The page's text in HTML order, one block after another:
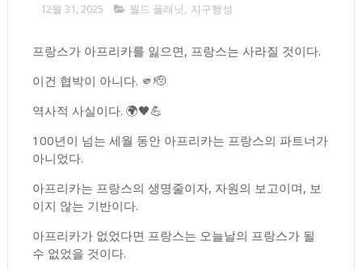
12월 31, 2025 월드 플래닛, 지구행성
프랑스가 아프리카를 잃으면, 프랑스는 사라질 것이다.
이건 협박이 아니다. 🫵🫡
역사적 사실이다. 🌍🖤💪
100년이 넘는 세월 동안 아프리카는 프랑스의 파트너가
아니었다.
아프리카는 프랑스의 생명줄이자, 자원의 보고이며, 보
이지 않는 기반이다.
아프리카가 없었다면 프랑스는 오늘날의 프랑스가 될
수 없었을 것이다.